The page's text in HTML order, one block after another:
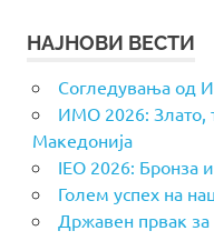
НАЈНОВИ ВЕСТИ
Согледувања од
ИМО 2026: Злато,
Македонија
IEO 2026: Бронза
Голем успех на
Државен првак